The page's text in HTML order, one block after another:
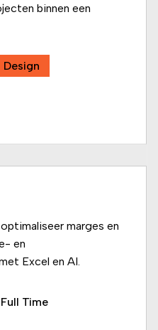
binnen een
Design
marges en
en
Excel en AI.
Full Time